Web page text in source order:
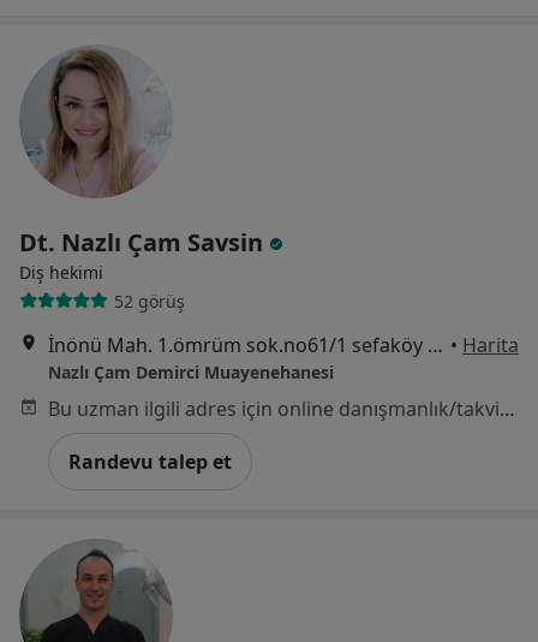
Dt. Nazlı Çam Savsin
Diş hekimi
52 görüş
İnönü Mah. 1.ömrüm sok.no61/1 sefaköy küçükçekmece, İstanbul • Harita
Nazlı Çam Demirci Muayenehanesi
Bu uzman ilgili adres için online danışmanlık/takvim sunmuyor.
Randevu talep et